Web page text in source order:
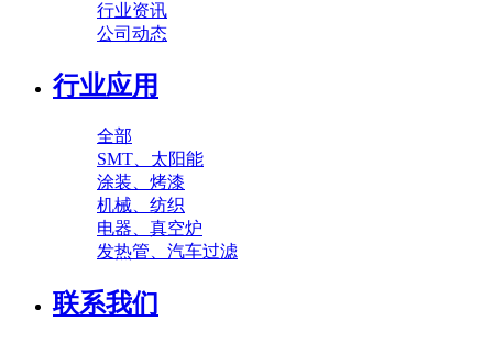
行业资讯
公司动态
行业应用
全部
SMT、太阳能
涂装、烤漆
机械、纺织
电器、真空炉
发热管、汽车过滤
联系我们